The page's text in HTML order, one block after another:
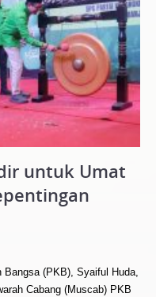
untuk Umat
Bangsa (PKB), Syaiful Huda,
Cabang (Muscab) PKB